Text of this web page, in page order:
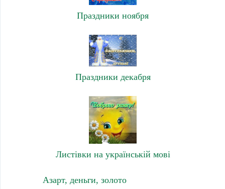
Праздники ноября
Праздники декабря
Листівки на українській мові
Азарт, деньги, золото